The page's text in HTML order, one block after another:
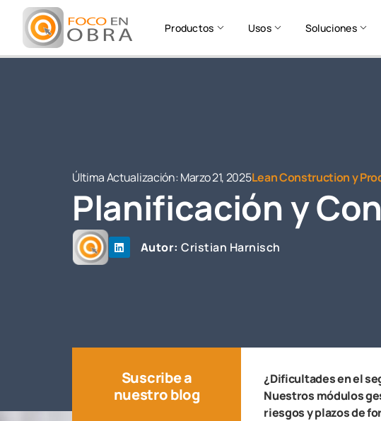
Productos Usos Soluciones
Última Actualización:Marzo 21, 2025Lean Construction y
Planificación y
Autor: Cristian Harnisch
Suscribe a
nuestro blog
¿Dificultades en el
Nuestros módulos
riesgos y plazos de